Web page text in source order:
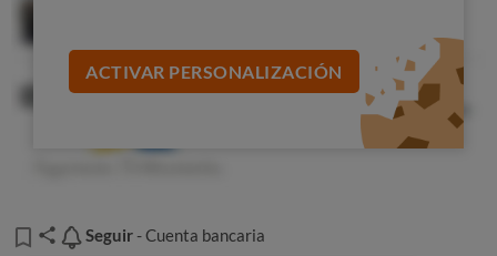
ACTIVAR PERSONALIZACIÓN
Seguir
Seguir - Cuenta bancaria